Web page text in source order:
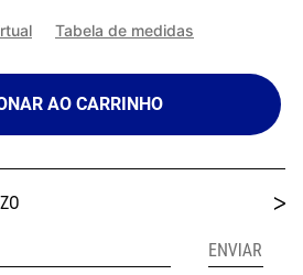
Tabela de medidas
AO CARRINHO